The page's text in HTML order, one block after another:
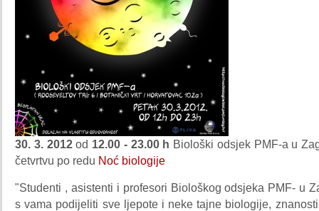
30. 3. 2012od 12.00 - 23.00 h Biološki odsjek PMF-a u
četvrtvu po redu Noć biologije
"Studenti , asistenti i profesori Biološkog odsjeka PMF- u
s vama podijeliti sve ljepote i neke tajne biologije,